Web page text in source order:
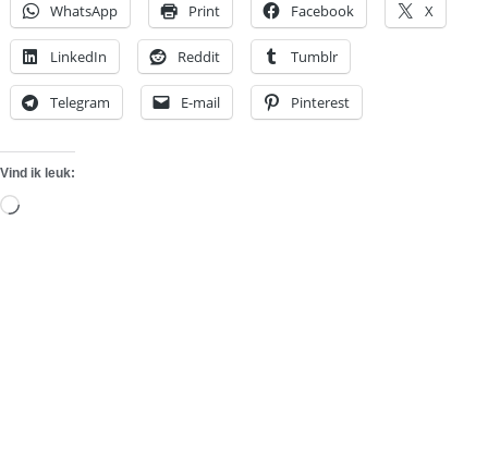
WhatsApp Print Facebook X
LinkedIn Reddit Tumblr
Telegram E-mail Pinterest
Vind ik leuk:
Aan